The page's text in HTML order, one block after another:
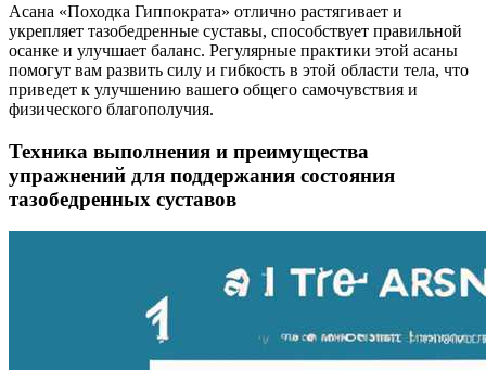
Асана «Походка Гиппократа» отлично растягивает и
укрепляет тазобедренные суставы, способствует правильной
осанке и улучшает баланс. Регулярные практики этой асаны
помогут вам развить силу и гибкость в этой области тела, что
приведет к улучшению вашего общего самочувствия и
физического благополучия.
Техника выполнения и преимущества
упражнений для поддержания состояния
тазобедренных суставов